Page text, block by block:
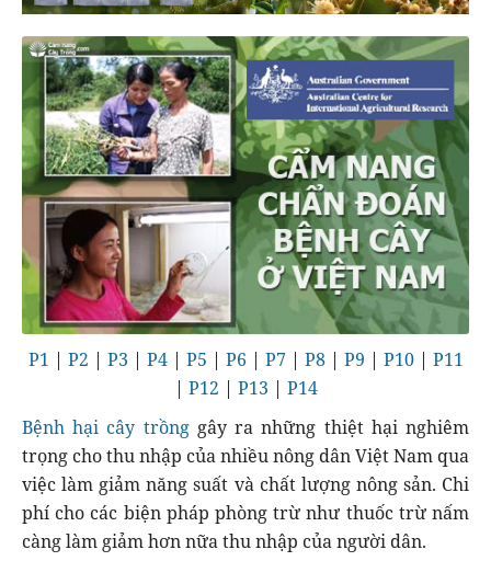
P1 | P2 | P3 | P4| P5 | P6 | P7| P8| P9 | P10| P11
| P12 | P13 | P14
Bệnh hại cây trồnggây ra những thiệt hại nghiêm
trọng cho thu nhập của nhiều nông dân Việt Nam qua
việc làm giảm năng suất và chất lượng nông sản. Chi
phí cho các biện pháp phòng trừ như thuốc trừ nấm
càng làm giảm hơn nữa thu nhập của người dân.